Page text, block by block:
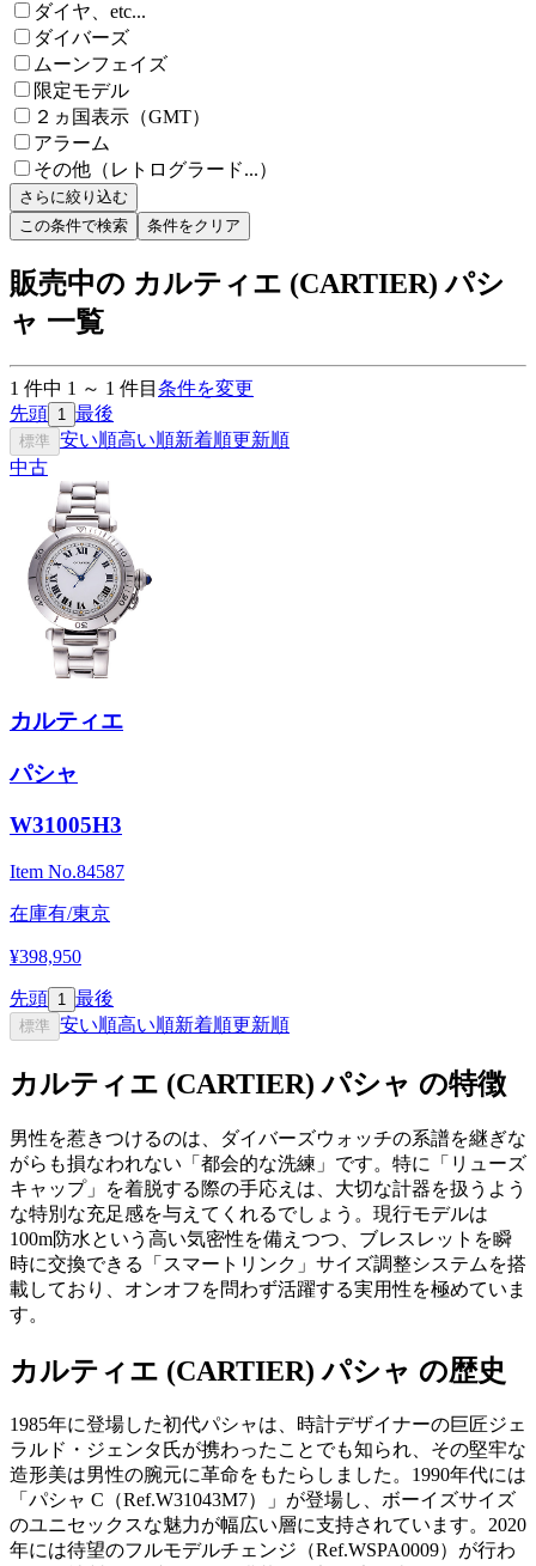
ダイヤ、etc...
ダイバーズ
ムーンフェイズ
限定モデル
２ヵ国表示（GMT）
アラーム
その他（レトログラード...）
さらに絞り込む
この条件で検索
条件をクリア
販売中の カルティエ (CARTIER) パシ
ャ 一覧
1 件中 1 ～ 1 件目 条件を変更
先頭 1 最後
標準 安い順高い順新着順更新順
中古
カルティエ
パシャ
W31005H3
Item No.84587
在庫有/東京
¥398,950
先頭 1 最後
標準 安い順高い順新着順更新順
カルティエ (CARTIER) パシャ の特徴
男性を惹きつけるのは、ダイバーズウォッチの系譜を継ぎな
がらも損なわれない「都会的な洗練」です。特に「リューズ
キャップ」を着脱する際の手応えは、大切な計器を扱うよう
な特別な充足感を与えてくれるでしょう。現行モデルは
100m防水という高い気密性を備えつつ、ブレスレットを瞬
時に交換できる「スマートリンク」サイズ調整システムを搭
載しており、オンオフを問わず活躍する実用性を極めていま
す。
カルティエ (CARTIER) パシャ の歴史
1985年に登場した初代パシャは、時計デザイナーの巨匠ジェ
ラルド・ジェンタ氏が携わったことでも知られ、その堅牢な
造形美は男性の腕元に革命をもたらしました。1990年代には
「パシャ C（Ref.W31043M7）」が登場し、ボーイズサイズ
のユニセックスな魅力が幅広い層に支持されています。2020
年には待望のフルモデルチェンジ（Ref.WSPA0009）が行わ